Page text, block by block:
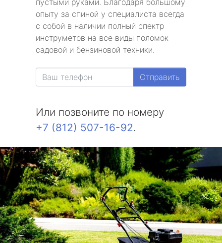
пустыми руками. Благодаря большому
опыту за спиной у специалиста всегда
с собой в наличии полный спектр
инструметов на все виды поломок
садовой и бензиновой техники.
Отправить
Или позвоните по номеру
+7 (812) 507-16-92.